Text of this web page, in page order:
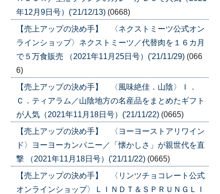
年12月9日号）('21/12/13) (0668)
【売上アップの決め手】 〈ネクストミーツ公式オン
ラインショップ〉ネクストミーツ／代替肉を１６カ月
で５万食販売 （2021年11月25日号）('21/11/29) (066
6)
【売上アップの決め手】 〈風味絶佳．山陰〉Ｉ．
Ｃ．ティアラム／山陰地方の名産品をまとめたギフト
が人気（2021年11月18日号）('21/11/22) (0665)
【売上アップの決め手】 〈ヨーヨーストアリワイン
ド〉ヨーヨーカンパニー／「懐かしさ」が親世代を直
撃 （2021年11月18日号）('21/11/22) (0665)
【売上アップの決め手】 〈リンツチョコレート公式
オンラインショップ〉ＬＩＮＤＴ＆ＳＰＲＵＮＧＬＩ